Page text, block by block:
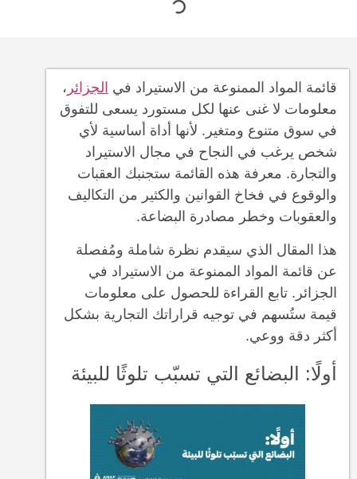
قائمة المواد الممنوعة من الاستيراد في الجزائر ،
معلومات لا غنى عنها لكل مستورد يسعى للتفوق
في سوق متنوع ومتغير. لأنها أداة أساسية لأي
شخص يرغب في النجاح في مجال الاستيراد
والتجارة. معرفة هذه القائمة ستجنبك العقبات
والوقوع في فخاخ القوانين والكثير من التكاليف
والعقوبات وخطر مصادرة البضاعة.
هذا المقال الذي سيقدم نظرة شاملة ومُفصلة
عن قائمة المواد الممنوعة من الاستيراد في
الجزائر. تابع القراءة للحصول على معلومات
قيمة ستُسهم في توجيه قراراتك التجارية بشكل
أكثر دقة ووعي.
أولًا: البضائع التي تسبّب تلوثًا للبيئة